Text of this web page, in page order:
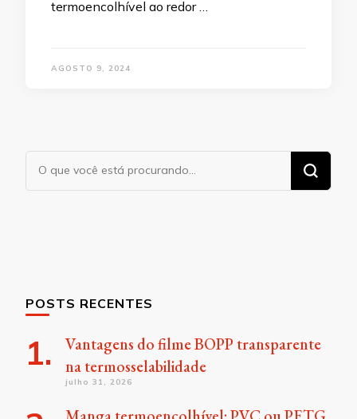
termoencolhível ao redor …
AGOSTO 9, 2024
Procurando
algo?
POSTS RECENTES
Vantagens do filme BOPP transparente
na termosselabilidade
julho 31, 2026